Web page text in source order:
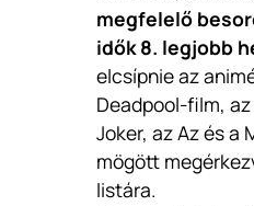
megfelelő
idők 8. legjobb
elcsípnie az
Deadpool-film, az
Joker, azAzés a
mögött
listára.